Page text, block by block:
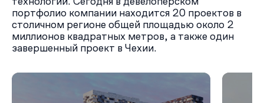
портфолио компании находится 20 проектов в
столичном регионе общей площадью около 2
миллионов квадратных метров, а также один
завершенный проект в Чехии.